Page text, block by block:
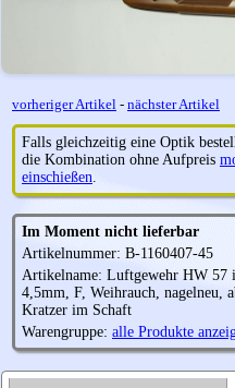
vorheriger Artikel - nächster Artikel
Falls gleichzeitig eine Optik
die Kombination ohne Aufpreis
einschießen.
Im Moment nicht lieferbar
Artikelnummer: B-1160407-45
Artikelname: Luftgewehr HW 57
4,5mm, F, Weihrauch, nagelneu,
Kratzer im Schaft
Warengruppe: alle Produkte